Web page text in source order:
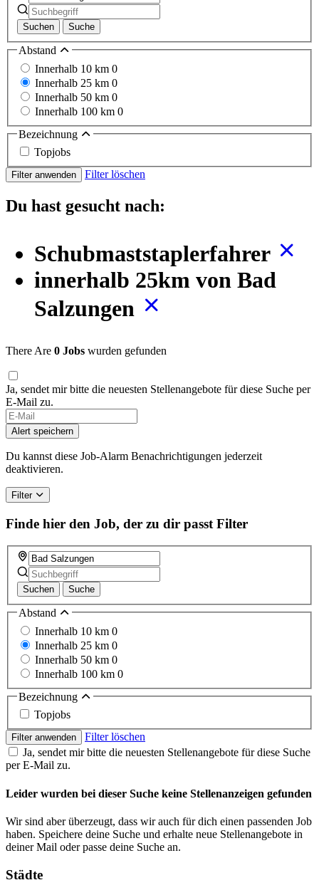
Suchen Suche
Abstand
Innerhalb 10 km 0
Innerhalb 25 km 0
Innerhalb 50 km 0
Innerhalb 100 km 0
Bezeichnung
Topjobs
Filter anwenden Filter löschen
Du hast gesucht nach:
Schubmaststaplerfahrer
innerhalb 25km von Bad
Salzungen
There Are 0 Jobs wurden gefunden
Ja, sendet mir bitte die neuesten Stellenangebote für diese Suche per
E-Mail zu.
Alert speichern
Du kannst diese Job-Alarm Benachrichtigungen jederzeit
deaktivieren.
Filter
Finde hier den Job, der zu dir passt Filter
Suchen Suche
Abstand
Innerhalb 10 km 0
Innerhalb 25 km 0
Innerhalb 50 km 0
Innerhalb 100 km 0
Bezeichnung
Topjobs
Filter anwenden
Filter löschen
Ja, sendet mir bitte die neuesten Stellenangebote für diese Suche
per E-Mail zu.
Leider wurden bei dieser Suche keine Stellenanzeigen gefunden
Wir sind aber überzeugt, dass wir auch für dich einen passenden Job
haben. Speichere deine Suche und erhalte neue Stellenangebote in
deiner Mail oder passe deine Suche an.
Städte